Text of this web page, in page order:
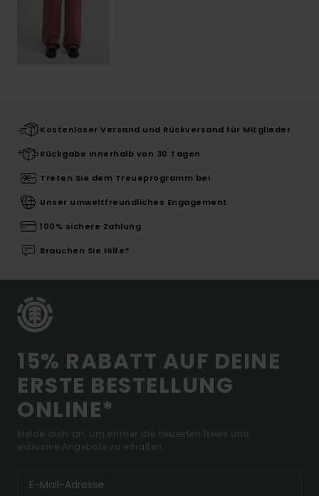
Kostenloser Versand und Rückversand für Mitglieder
Rückgabe innerhalb von 30 Tagen
Treten Sie dem Treueprogramm bei
Unser umweltfreundliches Engagement
100% sichere Zahlung
Brauchen Sie Hilfe?
15% RABATT AUF DEINE
ERSTE BESTELLUNG
ONLINE*
Melde dich an, um immer die neuesten News und
exklusive Angebote zu erhalten.